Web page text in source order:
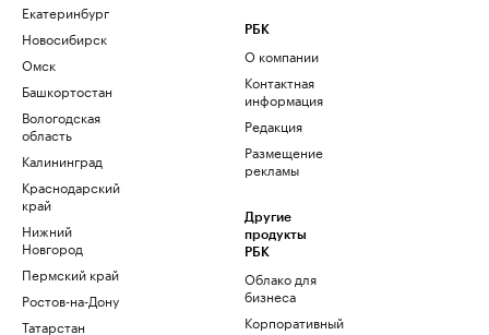
Екатеринбург
Новосибирск
Омск
Башкортостан
Вологодская
область
Калининград
Краснодарский
край
Нижний
Новгород
Пермский край
Ростов-на-Дону
Татарстан
РБК
О компании
Контактная
информация
Редакция
Размещение
рекламы
Другие
продукты
РБК
Облако для
бизнеса
Корпоративный